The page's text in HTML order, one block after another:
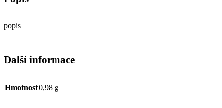
popis
Další informace
Hmotnost0,98 g